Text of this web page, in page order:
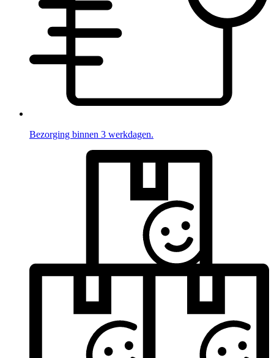
Bezorging binnen 3 werkdagen.